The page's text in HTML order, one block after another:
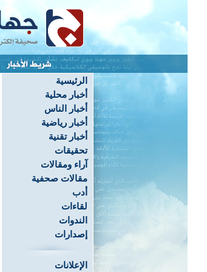
الرئيسية
أخبار محلية
أخبار الناس
أخبار رياضية
أخبار تقنية
تحقيقات
آراء ومقالات
مقالات صحفية
أدب
لقاءات
الندوات
إصدارات
الإعلانات